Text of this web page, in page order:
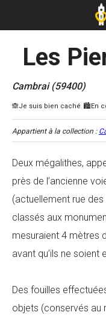
Les
Cambrai (59400)
Appartient à la collection :
Deux mégalithes,
près de l’ancienne
(actuellement rue
classés aux
mesuraient 4 mètres
avant qu’ils ne soient
Des fouilles
objets (conservés au